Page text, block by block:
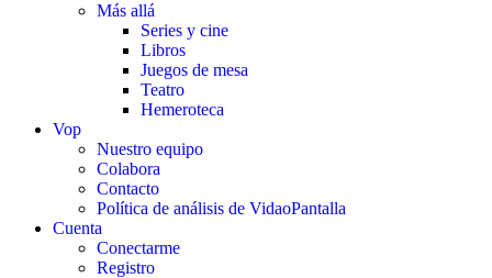
Más allá
Series y cine
Libros
Juegos de mesa
Teatro
Hemeroteca
Vop
Nuestro equipo
Colabora
Contacto
Política de análisis de VidaoPantalla
Cuenta
Conectarme
Registro